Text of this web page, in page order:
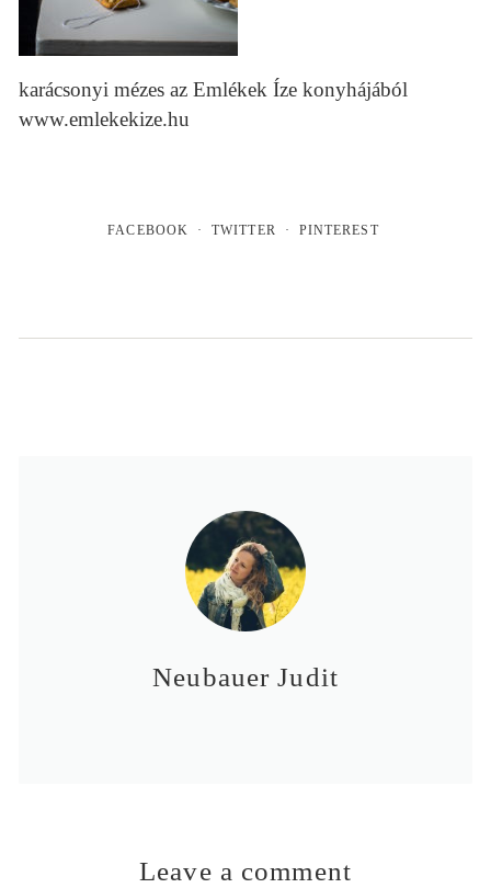
karácsonyi mézes az Emlékek Íze konyhájából
www.emlekekize.hu
FACEBOOK TWITTER PINTEREST
Neubauer Judit
Leave a comment